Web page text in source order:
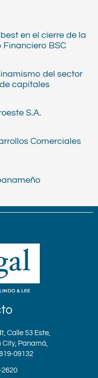
en el cierre de la
BSC
del sector
capitales
S.A.
Comerciales
Calle 53 Este,
City, Panamá,
09132
2620